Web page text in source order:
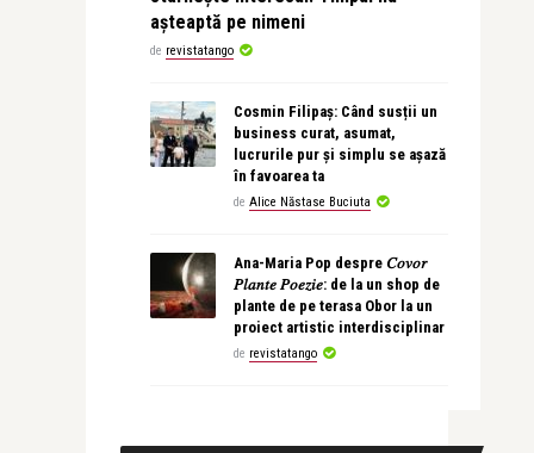
așteaptă pe nimeni
de revistatango
Cosmin Filipaș: Când susții un
business curat, asumat,
lucrurile pur și simplu se așază
în favoarea ta
de Alice Năstase Buciuta
Ana-Maria Pop despre 𝐶𝑜𝑣𝑜𝑟
𝑃𝑙𝑎𝑛𝑡𝑒 𝑃𝑜𝑒𝑧𝑖𝑒: de la un shop de
plante de pe terasa Obor la un
proiect artistic interdisciplinar
de revistatango